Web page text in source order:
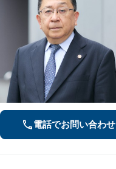
電話でお問い合わせ